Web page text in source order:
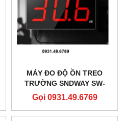
MÁY ĐO ĐỘ ỒN TREO
TRƯỜNG SNDWAY SW-
525A
Gọi 0931.49.6769